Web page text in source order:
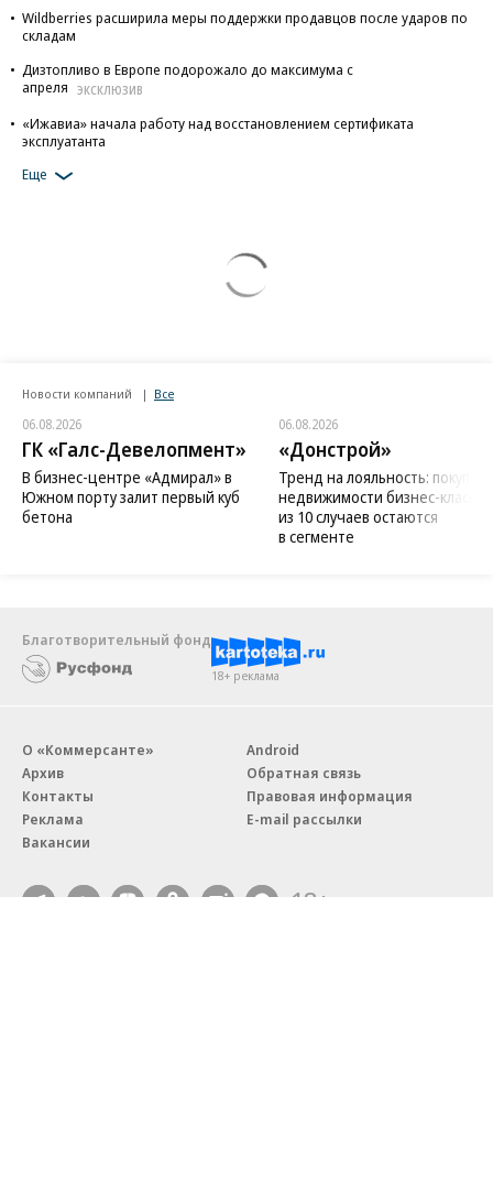
Wildberries расширила меры поддержки продавцов после ударов по
складам
Дизтопливо в Европе подорожало до максимума с
апреля
ЭКСКЛЮЗИВ
«Ижавиа» начала работу над восстановлением сертификата
эксплуатанта
Еще
Новости компаний Все
06.08.2026
ГК «Галс-Девелопмент»
В бизнес-центре «Адмирал» в
Южном порту залит первый куб
бетона
06.08.2026
«Донстрой»
Тренд на лояльность:
недвижимости бизнес-класса
из 10 случаев остаются
в сегменте
Благотворительный фонд
18+ реклама
О «Коммерсанте»
Архив
Контакты
Реклама
Вакансии
Android
Обратная связь
Правовая информация
E-mail рассылки
18+